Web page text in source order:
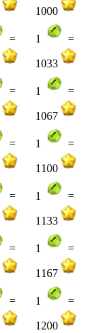
1000
= 1 =
1033
= 1 =
1067
= 1 =
1100
= 1 =
1133
= 1 =
1167
= 1 =
1200